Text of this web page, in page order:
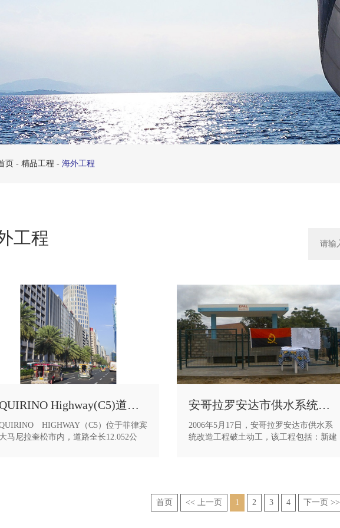
页 - 精品工程 - 海外工程
工程
QUIRINO Highway(C5)道路工程
HIGHWAY（C5）位于菲律宾
大马尼拉奎松市内，道路全长12.052公
安哥拉罗安达市供水系统改造工程
2006年5月17日，安哥拉罗安达市供水系
统改造工程破土动工，该工程包括：新建
该工程作为安哥拉民生项目，受到当地政
府和民众的较大关注——中国驻安哥拉大
首页 << 上一页 1 2 3 4 下一页 >>